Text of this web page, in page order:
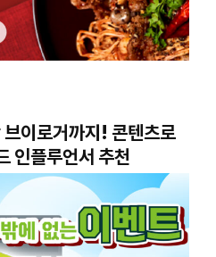
이로거까지! 콘텐츠로
인플루언서 추천